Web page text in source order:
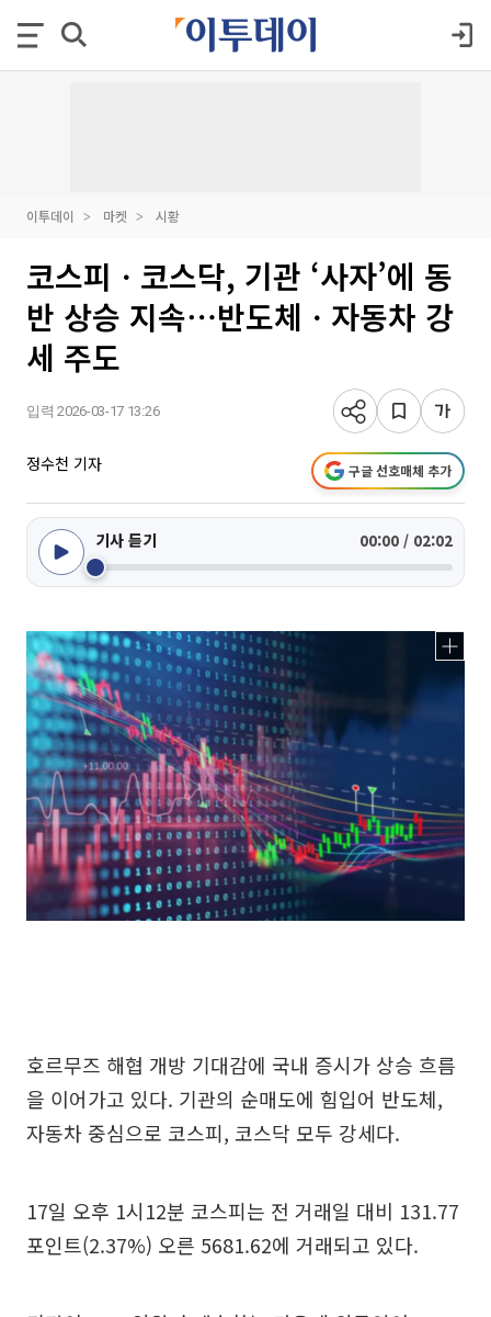
이투데이 마켓 시황
코스피ㆍ코스닥, 기관 ‘사자’에 동
반 상승 지속⋯반도체ㆍ자동차 강
세 주도
입력 2026-03-17 13:26
정수천 기자 구글 선호매체 추가
기사 듣기 00:00 / 02:02
호르무즈 해협 개방 기대감에 국내 증시가 상승 흐름
을 이어가고 있다. 기관의 순매도에 힘입어 반도체,
자동차 중심으로 코스피, 코스닥 모두 강세다.
17일 오후 1시12분 코스피는 전 거래일 대비 131.77
포인트(2.37%) 오른 5681.62에 거래되고 있다.